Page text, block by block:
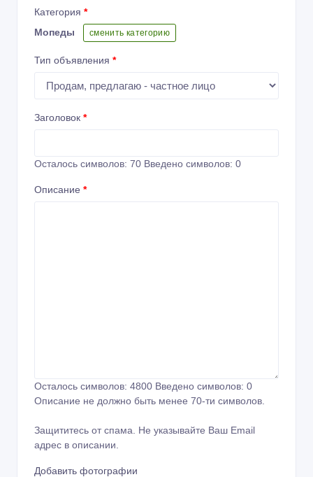
Категория *
Мопеды
сменить категорию
Тип объявления *
Заголовок *
Осталось символов: 70 Введено символов: 0
Описание *
Осталось символов: 4800 Введено символов: 0
Описание не должно быть менее 70-ти символов.
Защититесь от спама. Не указывайте Ваш Email
адрес в описании.
Добавить фотографии